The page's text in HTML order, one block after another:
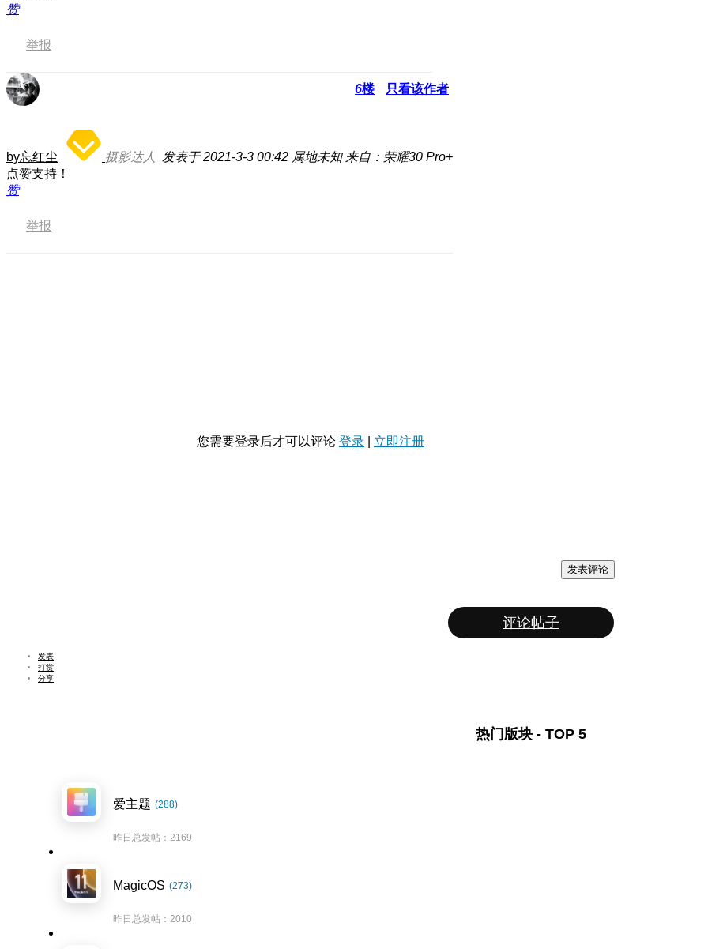
赞
举报
6楼 只看该作者
by忘红尘 摄影达人 发表于 2021-3-3 00:42 属地未知 来自：荣耀30 Pro+
点赞支持！
赞
举报
您需要登录后才可以评论 登录 立即注册
发表评论
评论帖子
发表
打赏
分享
热门版块 - TOP 5
爱主题 (288)
昨日总发帖：2169
MagicOS (273)
昨日总发帖：2010